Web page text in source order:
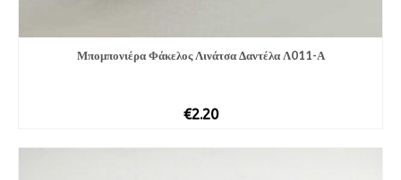
Μπομπονιέ­ρα Φάκελος Λινάτσα Δαντέλα Λ011-Α
€2.20